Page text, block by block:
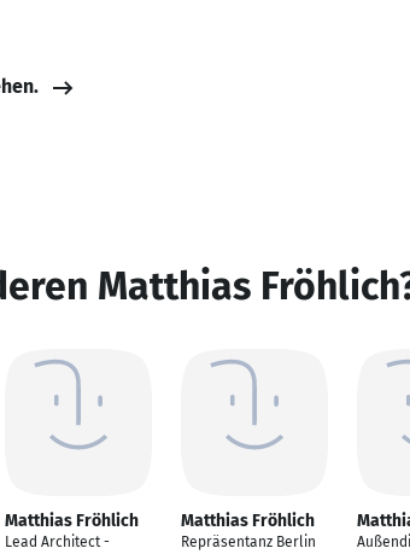
Matthias
Matthias Fröhlich
Lead Architect -
Matthias Fröhlich
Repräsentanz Berlin